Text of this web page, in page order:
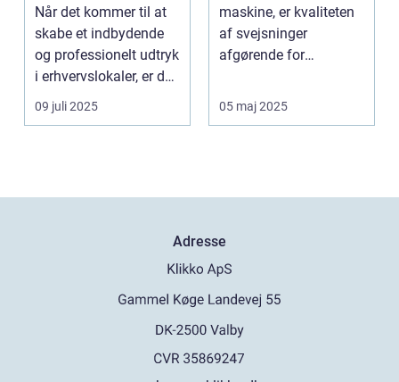
Når det kommer til at
skabe et indbydende
og professionelt udtryk
i erhvervslokaler, er det
af...
09 juli 2025
maskine, er kvaliteten
af svejsninger
afgørende for
05 maj 2025
Adresse